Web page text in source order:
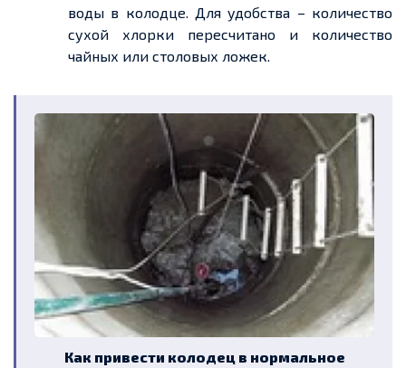
воды в колодце. Для удобства – количество
сухой хлорки пересчитано и количество
чайных или столовых ложек.
Как привести колодец в нормальное